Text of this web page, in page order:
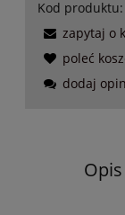
Kod produktu:
zapytaj o
poleć
dodaj